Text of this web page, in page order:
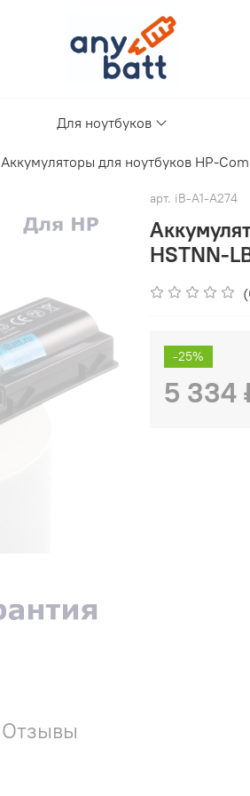
Для ноутбуков
Аккумуляторы для ноутбуков HP-
арт. iB-A1-A274
HSTNN-
-25%
5 334
Отзывы